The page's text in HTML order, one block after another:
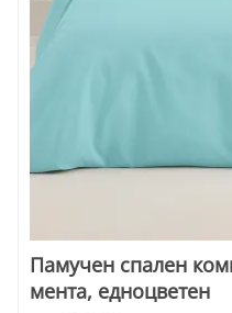
Памучен спален
мента, едноцветен